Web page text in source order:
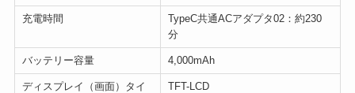
充電時間
TypeC共通ACアダプタ02：約230
分
バッテリー容量 4,000mAh
ディスプレイ（画面）タイ TFT-LCD